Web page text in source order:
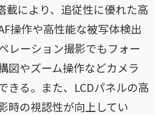
載により、追従性に優れた高
操作や高性能な被写体検出
レーション撮影でもフォー
図やズーム操作などカメラ
きる。また、LCDパネルの高
時の視認性が向上してい